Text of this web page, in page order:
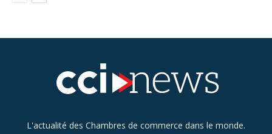
L'actualité des Chambres de commerce dans le monde.